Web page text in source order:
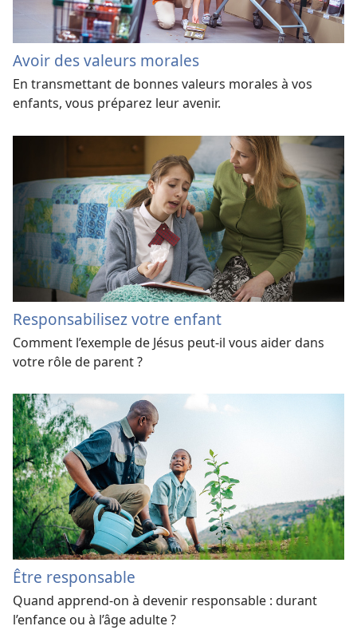
Avoir des valeurs morales
En transmettant de bonnes valeurs morales à vos
enfants, vous préparez leur avenir.
Responsabilisez votre enfant
Comment l’exemple de Jésus peut-il vous aider dans
votre rôle de parent ?
Être responsable
Quand apprend-​on à devenir responsable : durant
l’enfance ou à l’âge adulte ?